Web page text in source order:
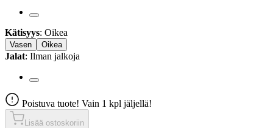
Kätisyys: Oikea
Vasen Oikea
Jalat: Ilman jalkoja
Poistuva tuote! Vain 1 kpl jäljellä!
Lisää ostoskoriin